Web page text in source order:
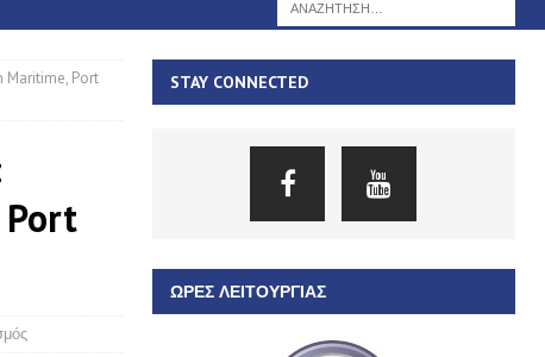
Maritime, Port
STAY CONNECTED
ΏΡΕΣ ΛΕΙΤΟΥΡΓΊΑΣ